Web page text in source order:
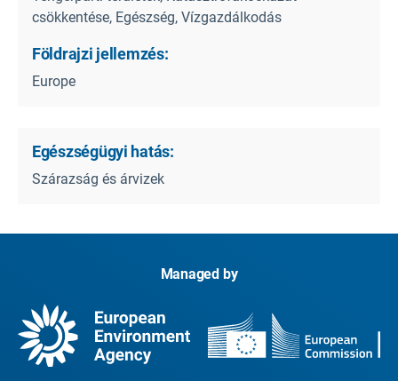
csökkentése, Egészség, Vízgazdálkodás
Földrajzi jellemzés:
Europe
Egészségügyi hatás:
Szárazság és árvizek
Managed by